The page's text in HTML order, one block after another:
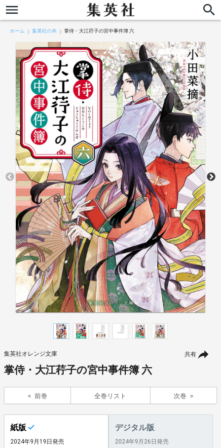
ホーム 集英社の本 掌侍・大江荇子の宮中事件簿 六
共有
集英社オレンジ文庫
掌侍・大江荇子の宮中事件簿 六
前巻 全巻リスト 次巻
紙版
2024年9月19日発売
デジタル版
2024年9月26日発売